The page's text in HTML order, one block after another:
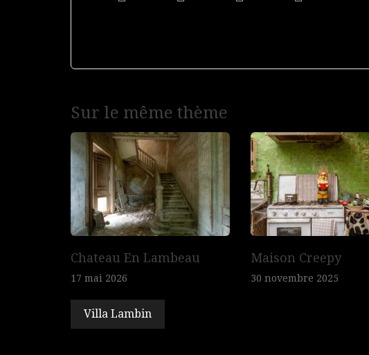
Sur le même thème
Chateau En Lambeau
17 mai 2026
Maison Creepy
30 novembre 2025
Navigation
de
l’article
Villa Lambin